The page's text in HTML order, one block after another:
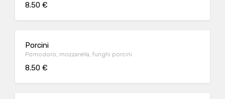
8.50 €
Porcini
Pomodoro, mozzarella, funghi porcini
8.50 €